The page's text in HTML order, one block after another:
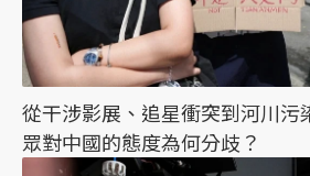
從干涉影展、追星衝突到河川污
眾對中國的態度為何分歧？